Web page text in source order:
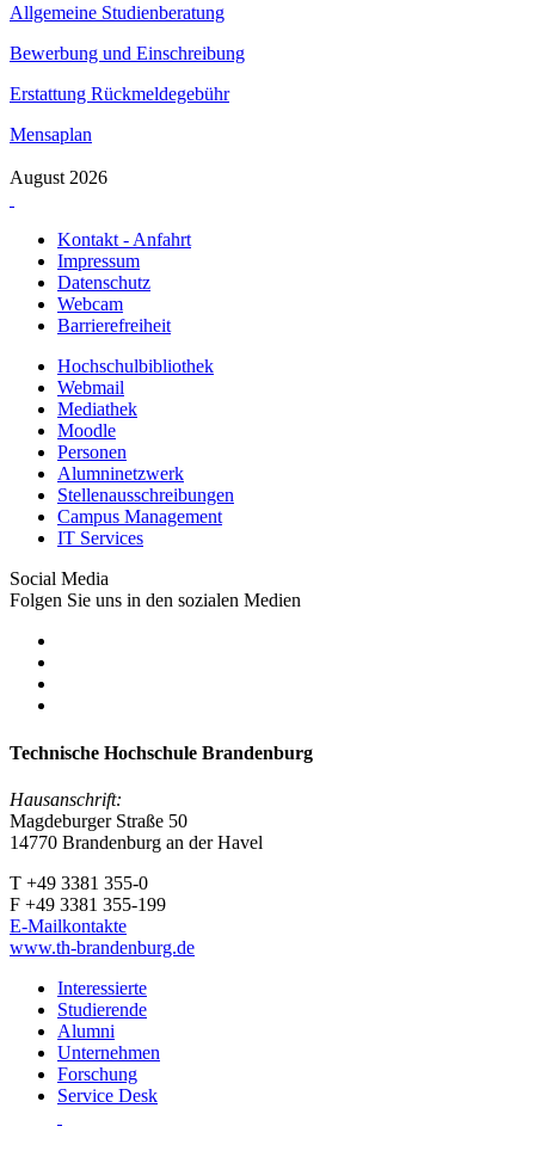
Allgemeine Studienberatung
Bewerbung und Einschreibung
Erstattung Rückmeldegebühr
Mensaplan
August 2026
Kontakt - Anfahrt
Impressum
Datenschutz
Webcam
Barrierefreiheit
Hochschulbibliothek
Webmail
Mediathek
Moodle
Personen
Alumninetzwerk
Stellenausschreibungen
Campus Management
IT Services
Social Media
Folgen Sie uns in den sozialen Medien
Technische Hochschule Brandenburg
Hausanschrift:
Magdeburger Straße 50
14770 Brandenburg an der Havel
T +49 3381 355-0
F +49 3381 355-199
E-Mailkontakte
www.th-brandenburg.de
Interessierte
Studierende
Alumni
Unternehmen
Forschung
Service Desk